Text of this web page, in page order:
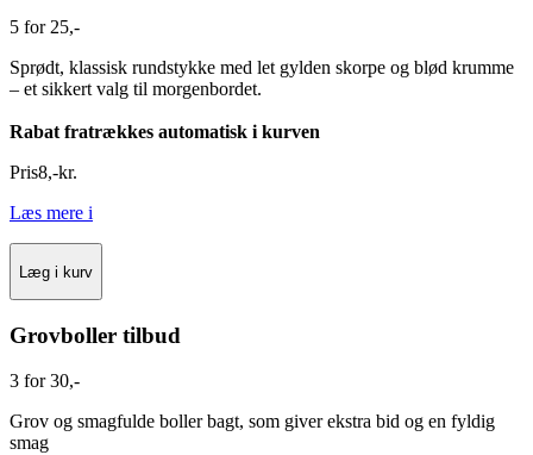
5 for 25,-
Sprødt, klassisk rundstykke med let gylden skorpe og blød krumme
– et sikkert valg til morgenbordet.
Rabat fratrækkes automatisk i kurven
Pris8,-kr.
Læs mere i
Læg i kurv
Grovboller tilbud
3 for 30,-
Grov og smagfulde boller bagt, som giver ekstra bid og en fyldig
smag